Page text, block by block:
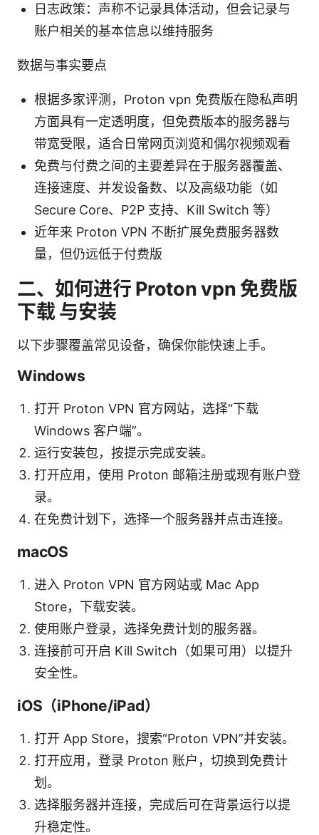
日志政策：声称不记录具体活动，但会记录与
账户相关的基本信息以维持服务
数据与事实要点
根据多家评测，Proton vpn 免费版在隐私声明
方面具有一定透明度，但免费版本的服务器与
带宽受限，适合日常网页浏览和偶尔视频观看
免费与付费之间的主要差异在于服务器覆盖、
连接速度、并发设备数、以及高级功能（如
Secure Core、P2P 支持、Kill Switch 等）
近年来 Proton VPN 不断扩展免费服务器数
量，但仍远低于付费版
二、如何进行 Proton vpn 免费版
下载 与安装
以下步骤覆盖常见设备，确保你能快速上手。
Windows
打开 Proton VPN 官方网站，选择“下载
Windows 客户端”。
运行安装包，按提示完成安装。
打开应用，使用 Proton 邮箱注册或现有账户登
录。
在免费计划下，选择一个服务器并点击连接。
macOS
进入 Proton VPN 官方网站或 Mac App
Store，下载安装。
使用账户登录，选择免费计划的服务器。
连接前可开启 Kill Switch（如果可用）以提升
安全性。
iOS（iPhone/iPad）
打开 App Store，搜索“Proton VPN”并安装。
打开应用，登录 Proton 账户，切换到免费计
划。
选择服务器并连接，完成后可在背景运行以提
升稳定性。